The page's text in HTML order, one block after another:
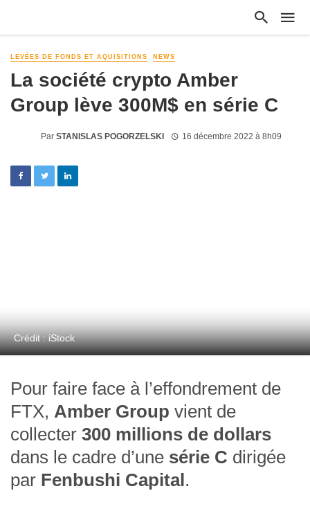
LEVÉES DE FONDS ET AQUISITIONS NEWS
La société crypto Amber
Group lève 300M$ en série C
Par STANISLAS POGORZELSKI 16 décembre 2022 à 8h09
Crédit : iStock
Pour faire face à l’effondrement de
FTX, Amber Group vient de
collecter 300 millions de dollars
dans le cadre d’une série C dirigée
par Fenbushi Capital .